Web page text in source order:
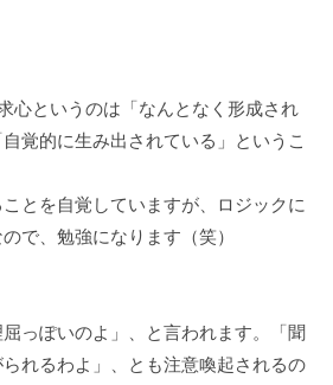
心というのは「なんとなく形成され
覚的に生み出されている」というこ
とを自覚していますが、ロジックに
で、勉強になります（笑）
っぽいのよ」、と言われます。「聞
れるわよ」、とも注意喚起されるの